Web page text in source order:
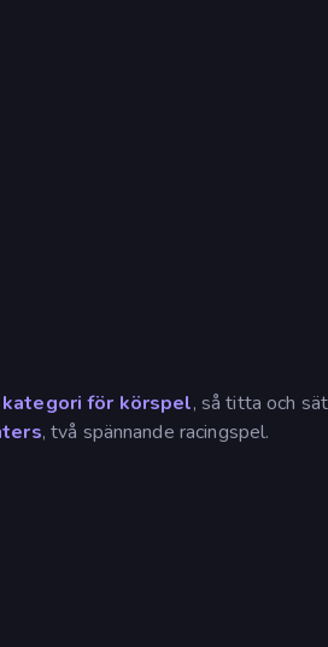
kategori för körspel, så titta och
, två spännande racingspel.